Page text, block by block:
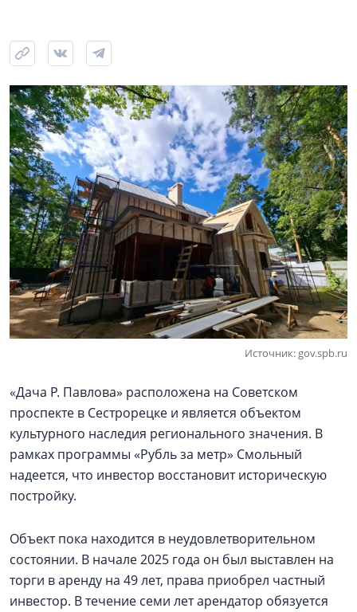
Источник: gov.spb.ru
«Дача Р. Павлова» расположена на Советском
проспекте в Сестрорецке и является объектом
культурного наследия регионального значения. В
рамках программы «Рубль за метр» Смольный
надеется, что инвестор восстановит историческую
постройку.
Объект пока находится в неудовлетворительном
состоянии. В начале 2025 года он был выставлен на
торги в аренду на 49 лет, права приобрел частный
инвестор. В течение семи лет арендатор обязуется